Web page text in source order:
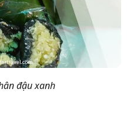
đậu xanh